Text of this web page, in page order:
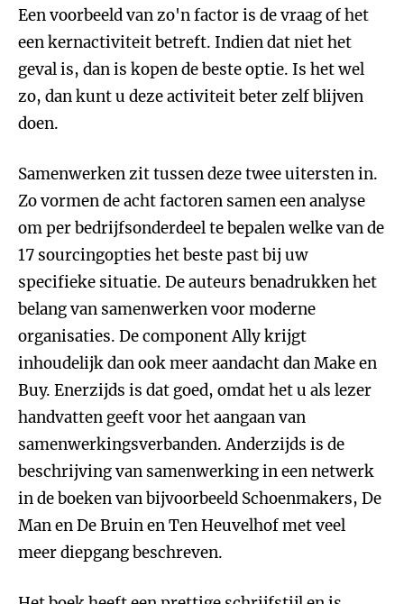
Een voorbeeld van zo'n factor is de vraag of het
een kernactiviteit betreft. Indien dat niet het
geval is, dan is kopen de beste optie. Is het wel
zo, dan kunt u deze activiteit beter zelf blijven
doen.
Samenwerken zit tussen deze twee uitersten in.
Zo vormen de acht factoren samen een analyse
om per bedrijfsonderdeel te bepalen welke van de
17 sourcingopties het beste past bij uw
specifieke situatie. De auteurs benadrukken het
belang van samenwerken voor moderne
organisaties. De component Ally krijgt
inhoudelijk dan ook meer aandacht dan Make en
Buy. Enerzijds is dat goed, omdat het u als lezer
handvatten geeft voor het aangaan van
samenwerkingsverbanden. Anderzijds is de
beschrijving van samenwerking in een netwerk
in de boeken van bijvoorbeeld Schoenmakers, De
Man en De Bruin en Ten Heuvelhof met veel
meer diepgang beschreven.